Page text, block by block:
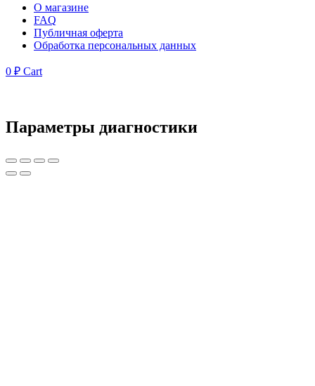
О магазине
FAQ
Публичная оферта
Обработка персональных данных
0 ₽ Cart
Параметры диагностики